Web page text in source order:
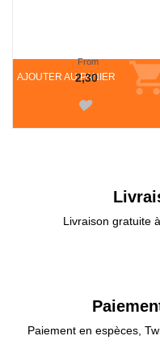
AJOUTER AU PANIER
From
2,30
Livraison gratuite
Paiement en espèces,